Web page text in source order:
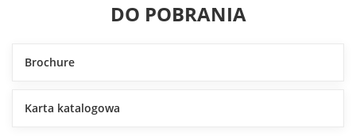
DO POBRANIA
Brochure
Karta katalogowa